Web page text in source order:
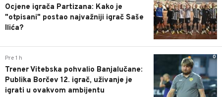
Ocjene igrača Partizana: Kako je
"otpisani" postao najvažniji igrač Saše
Ilića?
0
Pre 1 h
Trener Vitebska pohvalio Banjalučane:
Publika Borčev 12. igrač, uživanje je
igrati u ovakvom ambijentu